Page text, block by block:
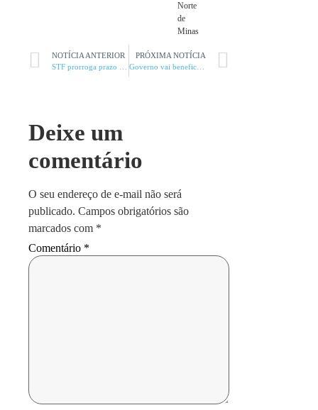
Norte
de
Minas
NOTÍCIA ANTERIOR
PRÓXIMA NOTÍCIA
Deixe um
comentário
O seu endereço de e-mail não será
publicado. Campos obrigatórios são
marcados com *
Comentário *